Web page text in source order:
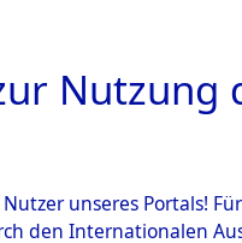
HOME
Nutzung
unseres Portals!
den Internationalen